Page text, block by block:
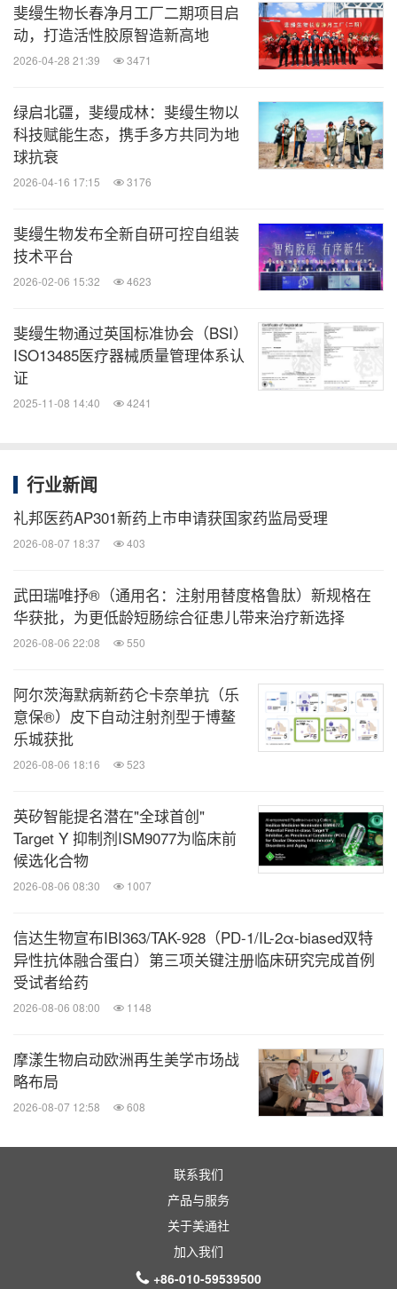
械、保健品、功能食品和护肤品等，为医疗机构和消
费者提供涵盖医美、医疗、皮肤科学和营养科学的整
合解决方案，持续推动健康与美丽事业的发展。
消息来源：斐缦生物
大健康企业最新的经营动态。扫描二维码，
医疗药物
药物
分享到：
斐缦生物长春净月工厂二期项目启
动，打造活性胶原智造新高地
2026-04-28 21:39 3471
绿启北疆，斐缦成林：斐缦生物以
科技赋能生态，携手多方共同为地
球抗衰
2026-04-16 17:15 3176
斐缦生物发布全新自研可控自组装
技术平台
2026-02-06 15:32 4623
斐缦生物通过英国标准协会（BSI）
ISO13485医疗器械质量管理体系认
证
2025-11-08 14:40 4241
行业新闻
礼邦医药AP301新药上市申请获国家药监局受理
2026-08-07 18:37 403
武田瑞唯抒®（通用名：注射用替度格鲁肽）新规格在
华获批，为更低龄短肠综合征患儿带来治疗新选择
2026-08-06 22:08 550
阿尔茨海默病新药仑卡奈单抗（乐
意保®）皮下自动注射剂型于博鳌
乐城获批
2026-08-06 18:16 523
英矽智能提名潜在"全球首创"
Target Y 抑制剂ISM9077为临床前
候选化合物
2026-08-06 08:30 1007
信达生物宣布IBI363/TAK-928（PD-1/IL-2α-biased双特
异性抗体融合蛋白）第三项关键注册临床研究完成首例
受试者给药
2026-08-06 08:00 1148
摩漾生物启动欧洲再生美学市场战
略布局
2026-08-07 12:58 608
联系我们
产品与服务
关于美通社
加入我们
+86-010-59539500